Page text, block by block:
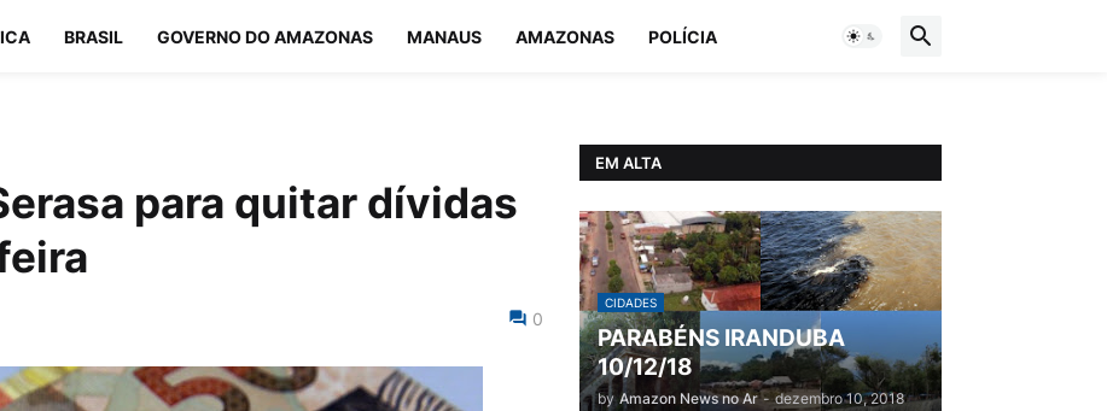
BRASIL GOVERNO DO AMAZONAS MANAUS AMAZONAS POLÍCIA
para quitar dívidas
0
EM ALTA
CIDADES
PARABÉNS IRANDUBA
10/12/18
by Amazon News no Ar - dezembro 10, 2018